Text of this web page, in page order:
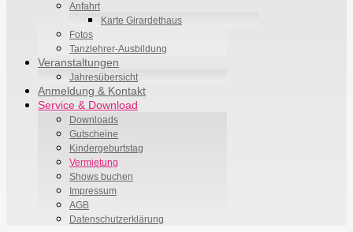
Anfahrt
Karte Girardethaus
Fotos
Tanzlehrer-Ausbildung
Veranstaltungen
Jahresübersicht
Anmeldung & Kontakt
Service & Download
Downloads
Gutscheine
Kindergeburtstag
Vermietung
Shows buchen
Impressum
AGB
Datenschutzerklärung